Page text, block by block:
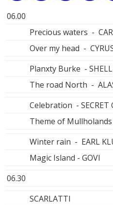
06.00
Precious waters -
Over my head -
Planxty Burke -
The road North -
Celebration - SECRET
Theme of Mullholands
Winter rain - EARL
Magic Island - GOVI
06.30
SCARLATTI